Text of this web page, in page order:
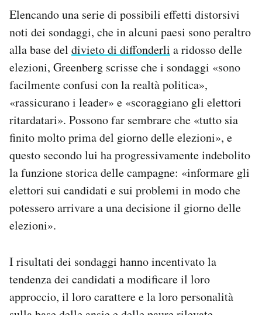
Elencando una serie di possibili effetti distorsivi
noti dei sondaggi, che in alcuni paesi sono peraltro
alla base del divieto di diffonderli a ridosso delle
elezioni, Greenberg scrisse che i sondaggi «sono
facilmente confusi con la realtà politica»,
«rassicurano i leader» e «scoraggiano gli elettori
ritardatari». Possono far sembrare che «tutto sia
finito molto prima del giorno delle elezioni», e
questo secondo lui ha progressivamente indebolito
la funzione storica delle campagne: «informare gli
elettori sui candidati e sui problemi in modo che
potessero arrivare a una decisione il giorno delle
elezioni».
I risultati dei sondaggi hanno incentivato la
tendenza dei candidati a modificare il loro
approccio, il loro carattere e la loro personalità